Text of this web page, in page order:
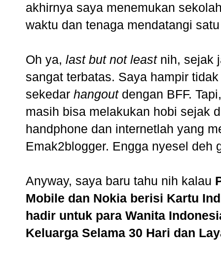
akhirnya saya menemukan
waktu dan tenaga mendatangi
Oh ya, last but not leastnih, sejak
sangat terbatas. Saya hampir
sekedar hangoutdengan BFF.
masih bisa melakukan hobi sejak
handphone dan internetlah yang
Emak2blogger. Engga nyesel deh
Anyway, saya baru tahu nih kalau
Mobile dan Nokia berisi Kartu
hadir untuk para Wanita
Keluarga Selama 30 Hari dan